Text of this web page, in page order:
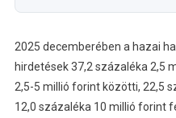
2025 decemberében a hazai
hirdetések 37,2 százaléka 2,5
2,5-5 millió forint közötti, 22,5
12,0 százaléka 10 millió forint